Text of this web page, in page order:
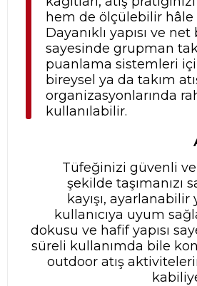
hem de ölçülebilir hâle
Dayanıklı yapısı ve net
sayesinde grupman
puanlama sistemleri
bireysel ya da takım
organizasyonlarında
kullanılabilir.
Tüfeğinizi güvenli
şekilde taşımanızı
kayışı, ayarlanabilir
kullanıcıya uyum
dokusu ve hafif yapısı
süreli kullanımda bile
outdoor atış